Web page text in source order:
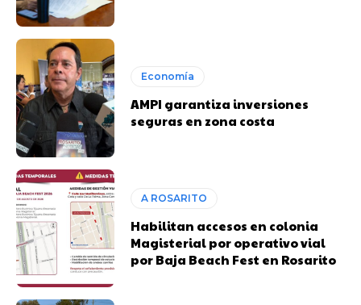
Economía
AMPI garantiza inversiones
seguras en zona costa
A ROSARITO
Habilitan accesos en colonia
Magisterial por operativo vial
por Baja Beach Fest en Rosarito